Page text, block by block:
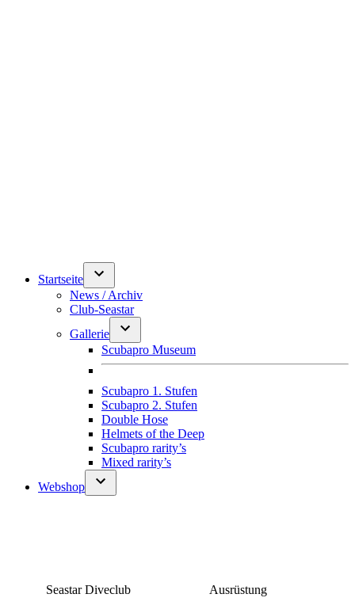
Startseite
News / Archiv
Club-Seastar
Gallerie
Scubapro Museum
Scubapro 1. Stufen
Scubapro 2. Stufen
Double Hose
Helmets of the Deep
Scubapro rarity’s
Mixed rarity’s
Webshop
Seastar Diveclub Ausrüstung